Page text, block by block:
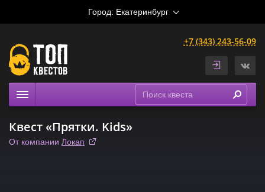
Город: Екатеринбург
+7 (343) 243-56-09
Расписание
Квест «Прятки. Kids»
От компании Локап